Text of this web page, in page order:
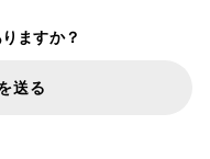
ますか？
送る